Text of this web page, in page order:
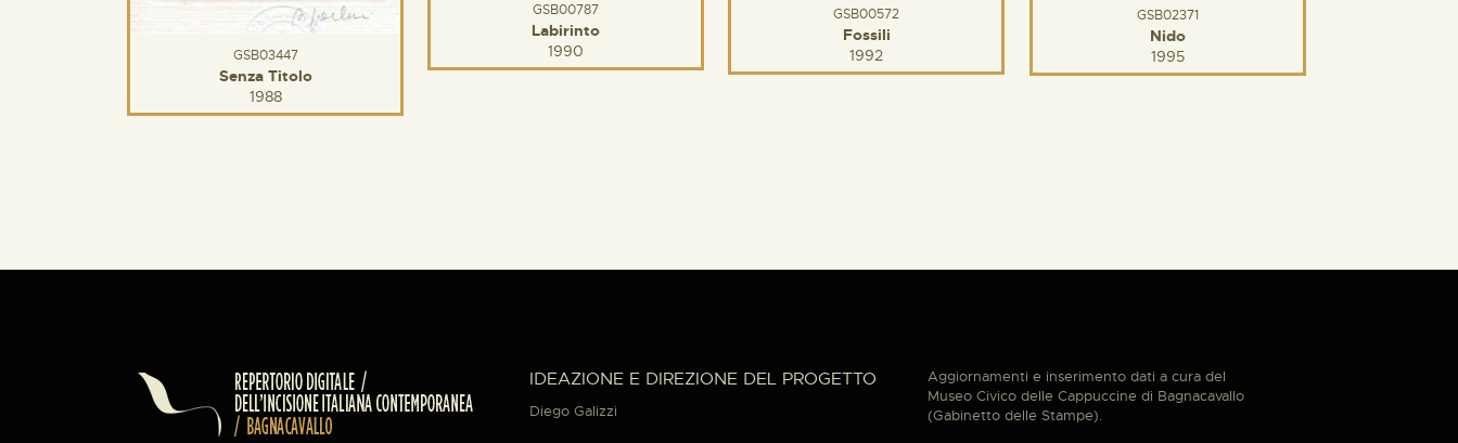
GSB03447
Senza Titolo
1988
GSB00787
Labirinto
1990
GSB00572
Fossili
1992
GSB02371
Nido
1995
IDEAZIONE E DIREZIONE DEL PROGETTO
Diego Galizzi
Aggiornamenti e inserimento dati a cura del
Museo Civico delle Cappuccine di Bagnacavallo
(Gabinetto delle Stampe).